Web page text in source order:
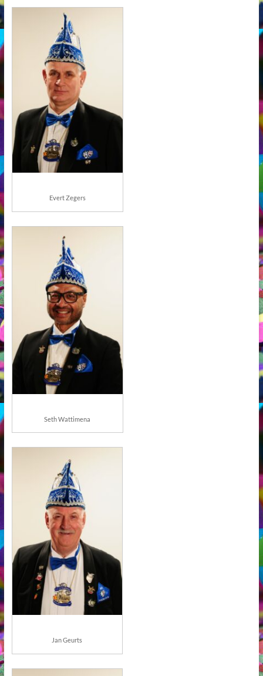
Evert Zegers
Seth Wattimena
Jan Geurts